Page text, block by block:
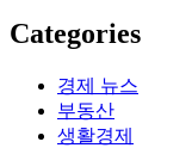
Categories
경제 뉴스
부동산
생활경제